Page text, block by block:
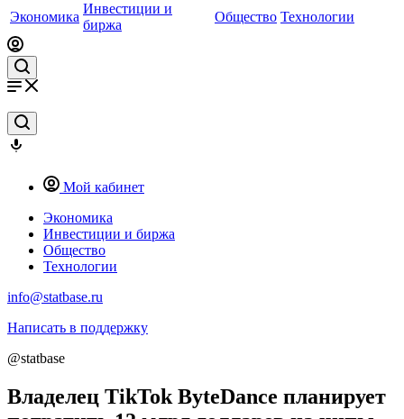
Экономика
Инвестиции и
биржа
Общество Технологии
Мой кабинет
Экономика
Инвестиции и биржа
Общество
Технологии
info@statbase.ru
Написать в поддержку
@statbase
Владелец TikTok ByteDance планирует